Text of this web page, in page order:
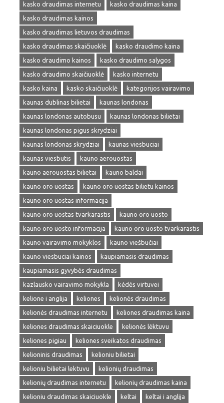
kasko draudimas internetu
kasko draudimas kaina
kasko draudimas kainos
kasko draudimas lietuvos draudimas
kasko draudimas skaičiuoklė
kasko draudimo kaina
kasko draudimo kainos
kasko draudimo salygos
kasko draudimo skaičiuoklė
kasko internetu
kasko kaina
kasko skaičiuoklė
kategorijos vairavimo
kaunas dublinas bilietai
kaunas londonas
kaunas londonas autobusu
kaunas londonas bilietai
kaunas londonas pigus skrydziai
kaunas londonas skrydziai
kaunas viesbuciai
kaunas viesbutis
kauno aerouostas
kauno aerouostas bilietai
kauno baldai
kauno oro uostas
kauno oro uostas bilietu kainos
kauno oro uostas informacija
kauno oro uostas tvarkarastis
kauno oro uosto
kauno oro uosto informacija
kauno oro uosto tvarkarastis
kauno vairavimo mokyklos
kauno viešbučiai
kauno viesbuciai kainos
kaupiamasis draudimas
kaupiamasis gyvybės draudimas
kazlausko vairavimo mokykla
kėdės virtuvei
kelione i anglija
keliones
kelionės draudimas
kelionės draudimas internetu
keliones draudimas kaina
keliones draudimas skaiciuokle
kelionės lėktuvu
keliones pigiau
keliones sveikatos draudimas
kelioninis draudimas
kelioniu bilietai
kelioniu bilietai lektuvu
kelionių draudimas
kelionių draudimas internetu
kelionių draudimas kaina
kelioniu draudimas skaiciuokle
keltai
keltai i anglija